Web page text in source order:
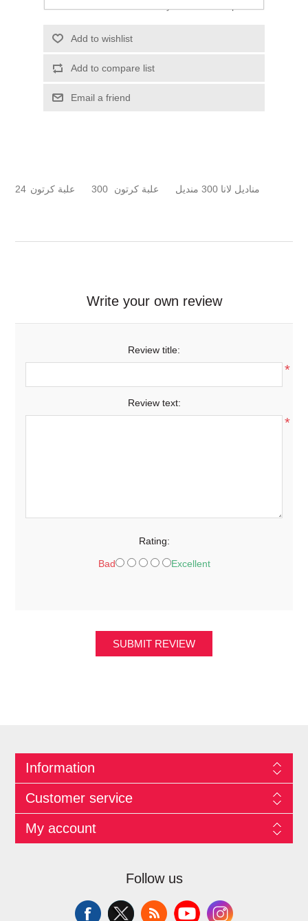
Add to wishlist
Add to compare list
Email a friend
24 علبة كرتون 300 علبة كرتون مناديل لانا 300 منديل
Write your own review
Review title:
*
Review text:
*
Rating:
Bad Excellent
SUBMIT REVIEW
Information
Customer service
My account
Follow us